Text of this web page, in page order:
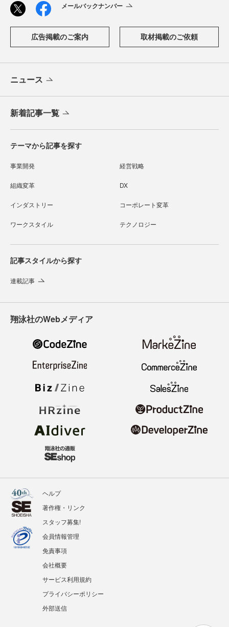
メールバックナンバー
広告掲載のご案内 取材掲載のご依頼
ニュース
新着記事一覧
テーマから記事を探す
事業開発 経営戦略
組織変革 DX
インダストリー コーポレート変革
ワークスタイル テクノロジー
記事スタイルから探す
連載記事
翔泳社のWebメディア
ヘルプ
著作権・リンク
スタッフ募集!
会員情報管理
免責事項
会社概要
サービス利用規約
プライバシーポリシー
外部送信